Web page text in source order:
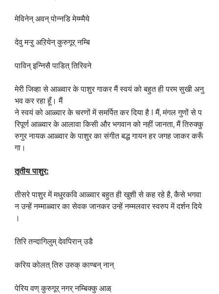
मेविनेन् अवन् पोन्नडि मेय्म्मैये
देवु मऱ्ऱु अऱियेन् कुरुगूर् नम्बि
पाविन् इन्निसै पाडित् तिरिवने
मेरी जिव्हा से आळ्वार के पाशुर गाकर मैं स्वयं को बहुत ही परम सुखी अनु
भव कर रहा हूँ। मैं
ने स्वयं को आळ्वार के चरणों में समर्पित कर दिया है I मैं, मंगल गुणों से प
रिपूर्ण आळ्वार के आलावा किसी और भगवान को नहीं जानता, मैं तिरुक्कु
रुगुर नायक आळ्वार के पाशुर का संगीत बद्ध गायन हर जगह जाकर करूँ
गा।
तृतीयपाशुर:
तीसरे पाशुर में मधुरकवि आळ्वार बहुत ही खुशी से कह रहे है, कैसे भगवा
न उन्हें नम्माळ्वार का सेवक जानकर उन्हें नम्मलवार स्वरुप में दर्शन दिये
।
तिरि तन्दागिलुम् देवपिरान् उडै
करिय कोलत् तिरु उरुक् काण्बन् नान्
पेरिय वण् कुरुगूर् नगर् नम्बिक्कु आळ्